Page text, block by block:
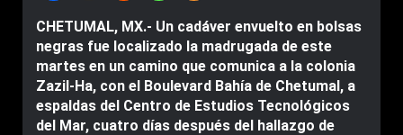
CHETUMAL, MX.- Un cadáver envuelto en bolsas
negras fue localizado la madrugada de este
martes en un camino que comunica a la colonia
Zazil-Ha, con el Boulevard Bahía de Chetumal, a
espaldas del Centro de Estudios Tecnológicos
del Mar, cuatro días después del hallazgo de